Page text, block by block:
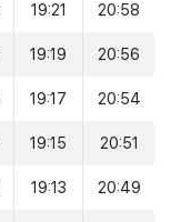
19:21 20:58
19:19 20:56
19:17 20:54
19:15 20:51
19:13 20:49